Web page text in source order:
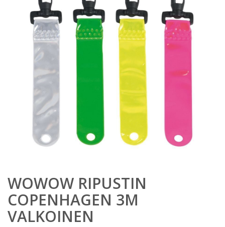
WOWOW RIPUSTIN
COPENHAGEN 3M
VALKOINEN